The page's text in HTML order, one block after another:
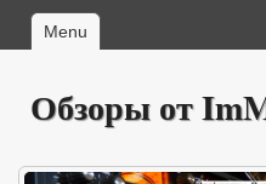
Menu
Обзоры от